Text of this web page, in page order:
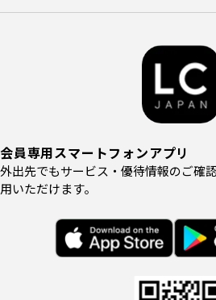
会員専用スマートフォンアプリ
外出先でもサービス・優待情報のご確
用いただけます。